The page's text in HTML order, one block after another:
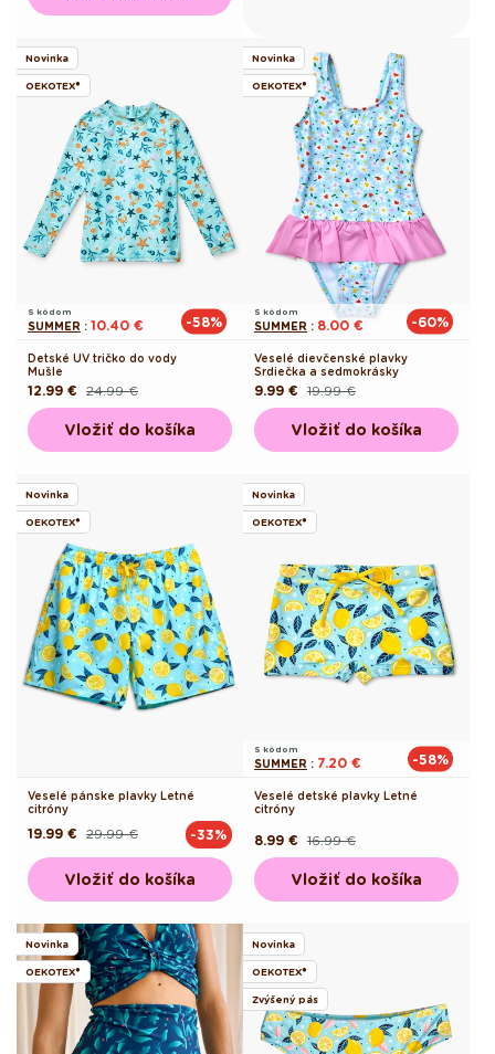
Novinka
OEKOTEX®
S kódom
SUMMER : 10.40 € -58%
Detské UV tričko do vody
Mušle
Pôvodná
cena
24.99 €
Akciová
cena
12.99 €
Vložiť do košíka
Novinka
OEKOTEX®
S kódom
SUMMER : 8.00 € -60%
Veselé dievčenské plavky
Srdiečka a sedmokrásky
Pôvodná
cena
19.99 €
Akciová
cena
9.99 €
Vložiť do košíka
Novinka
OEKOTEX®
Veselé pánske plavky Letné
citróny
Pôvodná29.99 €
Akciová
19.99 € -33%
Vložiť do košíka
Novinka
OEKOTEX®
S kódom
SUMMER : 7.20 € -58%
Veselé detské plavky Letné
citróny
Pôvodná
cena
16.99 €
Akciová
cena
8.99 €
Vložiť do košíka
Novinka
OEKOTEX®
Novinka
OEKOTEX®
Zvýšený pás